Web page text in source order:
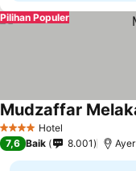
Pilihan Populer
4 BintangHotel
Mudzaffar
7,6 Baik 8.001